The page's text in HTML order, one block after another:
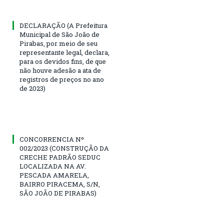
DECLARAÇÃO (A Prefeitura
Municipal de São João de
Pirabas, por meio de seu
representante legal, declara,
para os devidos fins, de que
não houve adesão a ata de
registros de preços no ano
de 2023)
CONCORRENCIA Nº
002/2023 (CONSTRUÇÃO DA
CRECHE PADRÃO SEDUC
LOCALIZADA NA AV.
PESCADA AMARELA,
BAIRRO PIRACEMA, S/N,
SÃO JOÃO DE PIRABAS)